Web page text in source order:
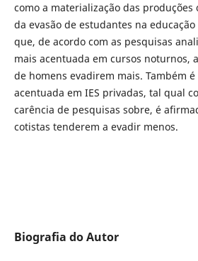
como a materialização das
da evasão de estudantes na
que, de acordo com as pesquisas
mais acentuada em cursos noturnos,
de homens evadirem mais. Também é
acentuada em IES privadas, tal qual
carência de pesquisas sobre, é
cotistas tenderem a evadir menos.
Biografia do Autor